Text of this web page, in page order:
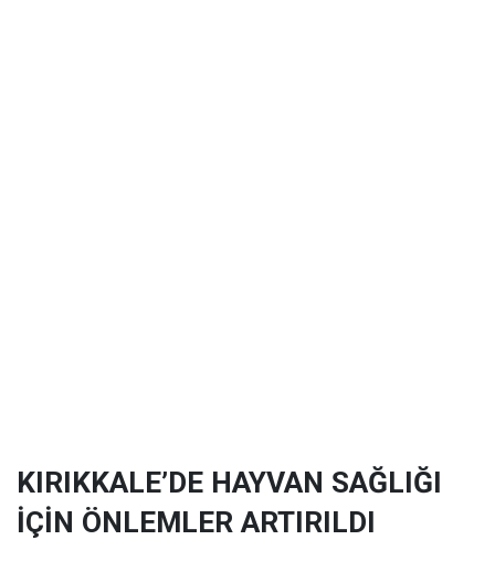
KIRIKKALE’DE HAYVAN SAĞLIĞI
İÇİN ÖNLEMLER ARTIRILDI